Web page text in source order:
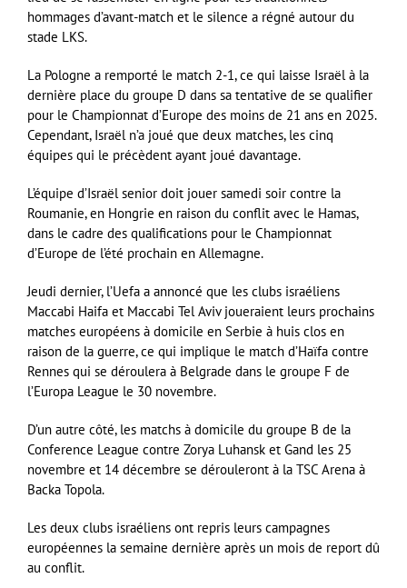
hommages d’avant-match et le silence a régné autour du
stade LKS.
La Pologne a remporté le match 2-1, ce qui laisse Israël à la
dernière place du groupe D dans sa tentative de se qualifier
pour le Championnat d’Europe des moins de 21 ans en 2025.
Cependant, Israël n’a joué que deux matches, les cinq
équipes qui le précèdent ayant joué davantage.
L’équipe d’Israël senior doit jouer samedi soir contre la
Roumanie, en Hongrie en raison du conflit avec le Hamas,
dans le cadre des qualifications pour le Championnat
d’Europe de l’été prochain en Allemagne.
Jeudi dernier, l’Uefa a annoncé que les clubs israéliens
Maccabi Haifa et Maccabi Tel Aviv joueraient leurs prochains
matches européens à domicile en Serbie à huis clos en
raison de la guerre, ce qui implique le match d’Haïfa contre
Rennes qui se déroulera à Belgrade dans le groupe F de
l’Europa League le 30 novembre.
D’un autre côté, les matchs à domicile du groupe B de la
Conference League contre Zorya Luhansk et Gand les 25
novembre et 14 décembre se dérouleront à la TSC Arena à
Backa Topola.
Les deux clubs israéliens ont repris leurs campagnes
européennes la semaine dernière après un mois de report dû
au conflit.